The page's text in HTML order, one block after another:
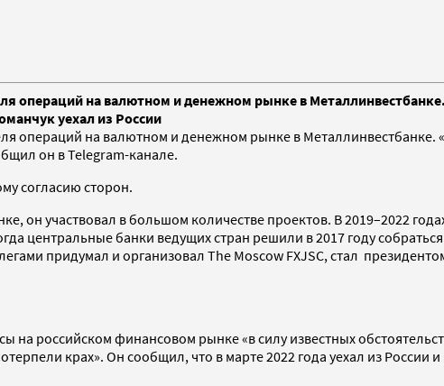
операций на валютном и денежном рынке в
уехал из России
операций на валютном и денежном рынке в Металлинвестбанке.
он в Telegram-канале.
согласию сторон.
он участвовал в большом количестве проектов. В 2019–2022
центральные банки ведущих стран решили в 2017 году
придумал и организовал The Moscow FXJSC, стал
на российском финансовом рынке «в силу известных
крах». Он сообщил, что в марте 2022 года уехал из России